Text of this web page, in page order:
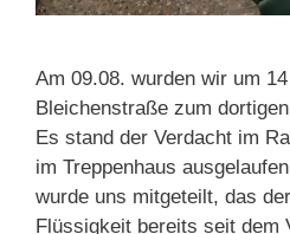
Am 09.08. wurden wir um
Bleichenstraße zum
Es stand der Verdacht im
im Treppenhaus
wurde uns mitgeteilt, das
Flüssigkeit bereits seit dem